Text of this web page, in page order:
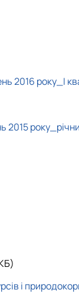
2016 року_І
2015
і